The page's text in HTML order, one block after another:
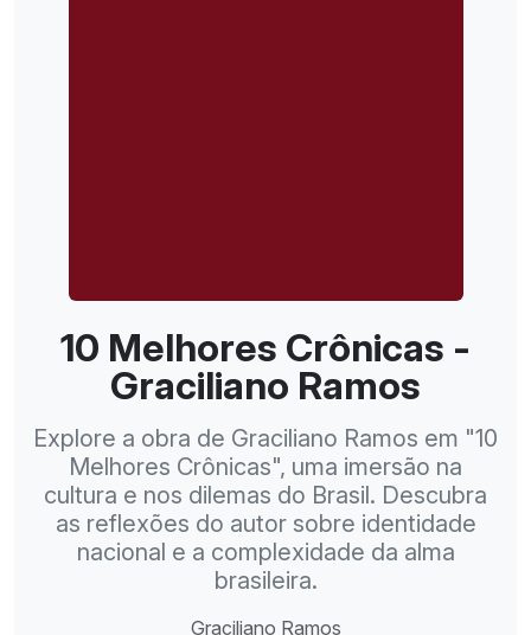
10 Melhores Crônicas -
Graciliano Ramos
Explore a obra de Graciliano Ramos em "10
Melhores Crônicas", uma imersão na
cultura e nos dilemas do Brasil. Descubra
as reflexões do autor sobre identidade
nacional e a complexidade da alma
brasileira.
Graciliano Ramos